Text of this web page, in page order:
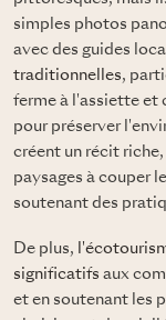
simples photos
avec des guides
traditionnelles,
ferme à l'assiette et
pour préserver
créent un récit
paysages à couper
soutenant des
De plus,
significatifs aux
et en soutenant les